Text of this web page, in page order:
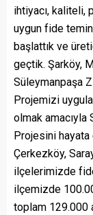
ihtiyacı, kaliteli,
uygun fide
başlattık ve
geçtik. Şarköy,
Süleymanpaşa
Projemizi
olmak
Projesini hayata
Çerkezköy,
ilçelerimizde fide
ilçemizde
toplam 129.000